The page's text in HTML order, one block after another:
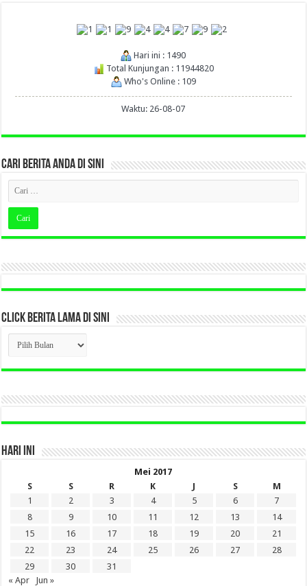
Hari ini : 1490
Total Kunjungan : 11944820
Who's Online : 109
Waktu: 26-08-07
CARI BERITA ANDA DI SINI
CLICK BERITA LAMA DI SINI
CLICK
BERITA
LAMA
DI
HARI INI
Mei 2017
S
S R K J S
M
1
2 3 4 5 6
7
8
9 10 11 12 13
14
15
16 17 18 19 20
21
22
23 24 25 26 27
28
29
30
31
« Apr
Jun »